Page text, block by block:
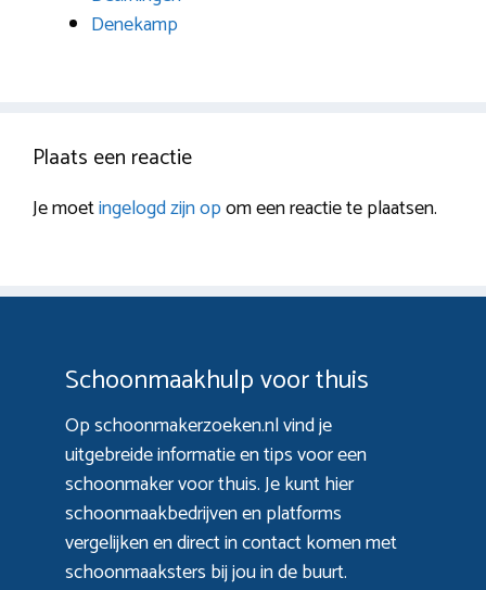
Denekamp
Plaats een reactie
Je moetingelogd zijn opom een reactie te plaatsen.
Schoonmaakhulp voor thuis
Op schoonmakerzoeken.nl vind je
uitgebreide informatie en tips voor een
schoonmaker voor thuis. Je kunt hier
schoonmaakbedrijven en platforms
vergelijken en direct in contact komen met
schoonmaaksters bij jou in de buurt.